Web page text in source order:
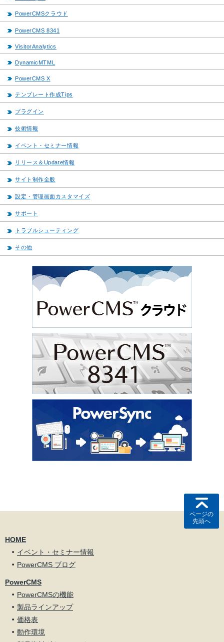
PowerCMSクラウド
PowerCMS 8341
VisitorAnalytics
DynamicMTML
PowerCMS X
テンプレート作成Tips
プラグイン
技術情報
イベント・セミナー情報
リリース＆Update情報
サイト制作全般
設定・管理画面カスタマイズ
サポート
トラブルシューティング
その他
ページの
先頭へ
HOME
イベント・セミナー情報
PowerCMS ブログ
PowerCMS
PowerCMSの機能
製品ラインアップ
価格表
動作環境